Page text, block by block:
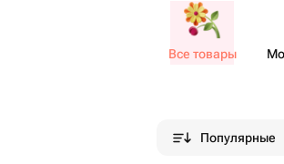
Все товары
Популярные